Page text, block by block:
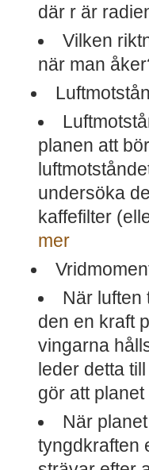
där r är
Vilken
när man
planen att
undersöka
kaffefilter
mer
När luften
den en kraft
vingarna
leder detta
gör att
När
tyngdkraften